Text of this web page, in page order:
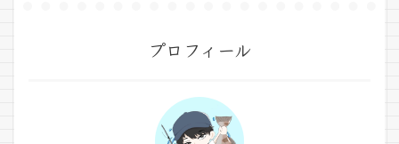
プロフィール